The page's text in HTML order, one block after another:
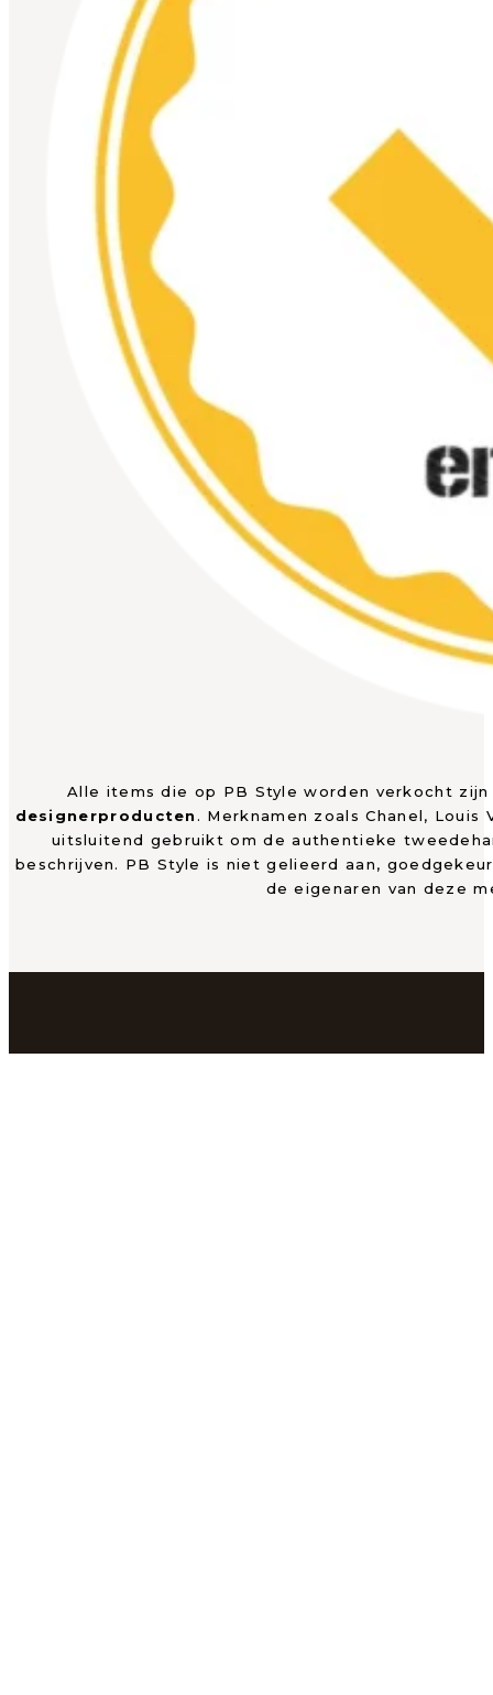
Alle items die op PB Style worden verkocht
designerproducten. Merknamen zoals Chanel,
uitsluitend gebruikt om de authentieke
beschrijven. PB Style is niet gelieerd aan,
de eigenaren van deze